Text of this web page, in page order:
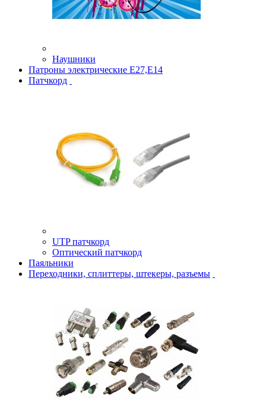
Наушники
Патроны электрические Е27,Е14
Патчкорд
UTP патчкорд
Оптический патчкорд
Паяльники
Переходники, сплиттеры, штекеры, разъемы